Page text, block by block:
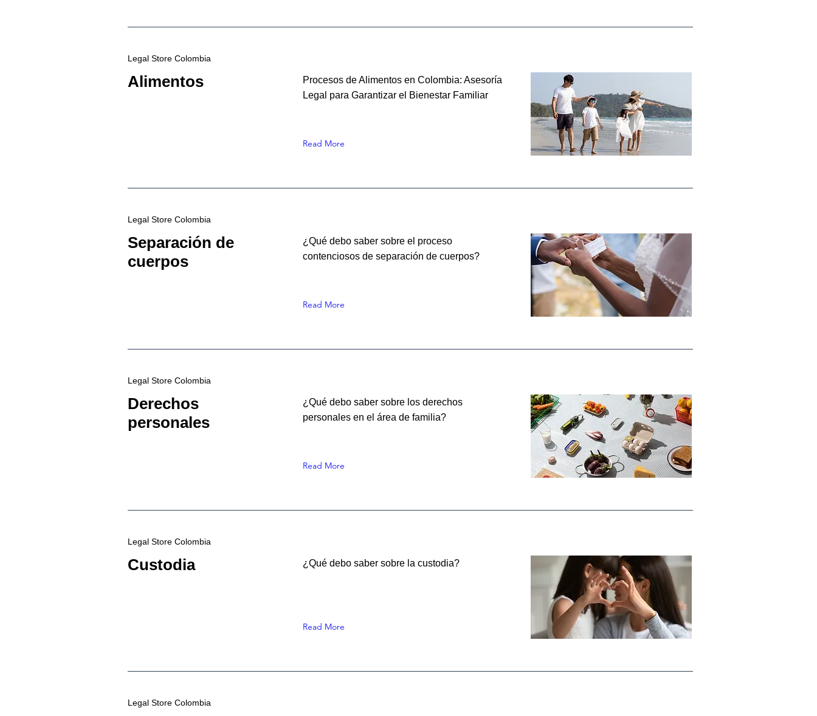
Legal Store Colombia
Alimentos
Procesos de Alimentos en Colombia: Asesoría
Legal para Garantizar el Bienestar Familiar
Read More
Legal Store Colombia
Separación de
cuerpos
¿Qué debo saber sobre el proceso
contenciosos de separación de cuerpos?
Read More
Legal Store Colombia
Derechos
personales
¿Qué debo saber sobre los derechos
personales en el área de familia?
Read More
Legal Store Colombia
Custodia ¿Qué debo saber sobre la custodia?
Read More
Legal Store Colombia